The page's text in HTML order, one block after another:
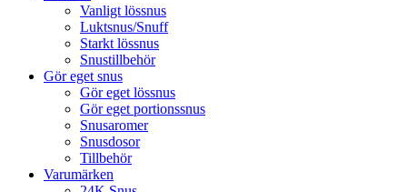
Vanligt lössnus
Luktsnus/Snuff
Starkt lössnus
Snustillbehör
Gör eget snus
Gör eget lössnus
Gör eget portionssnus
Snusaromer
Snusdosor
Tillbehör
Varumärken